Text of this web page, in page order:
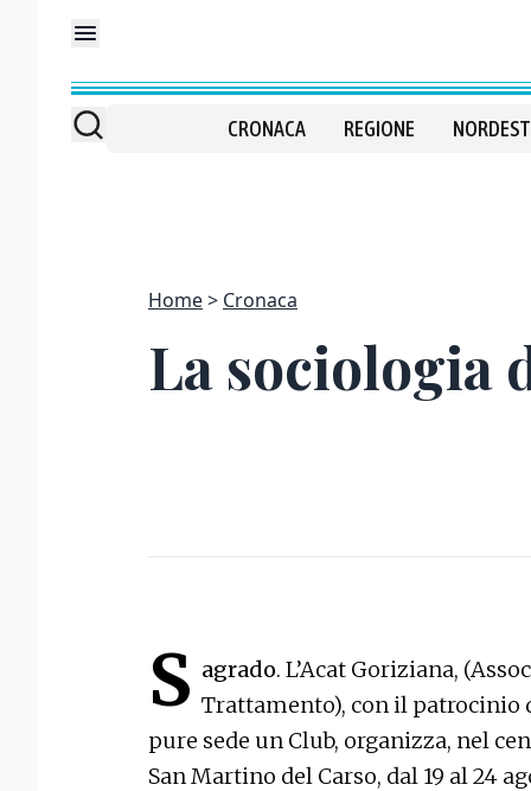
CRONACA REGIONE NORDEST
Home Cronaca
La sociologia
S agrado. L’Acat Goriziana,
Trattamento), con il patrocinio
pure sede un Club, organizza, nel
San Martino del Carso, dal 19 al 24